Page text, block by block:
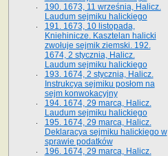
190. 1673, 11 września, Halicz.
Laudum sejmiku halickiego
191. 1673, 10 listopada,
Kniehinicze. Kasztelan halicki
zwołuje sejmik ziemski. 192.
1674, 2 stycznia, Halicz.
Laudum sejmiku halickiego
193. 1674, 2 stycznia, Halicz.
Instrukcya sejmiku posłom na
sejm konwokacyjny
194. 1674, 29 marca, Halicz.
Laudum sejmiku halickiego
195. 1674, 29 marca, Halicz.
Deklaracya sejmiku halickiego w
sprawie podatków
196. 1674, 29 marca, Halicz.